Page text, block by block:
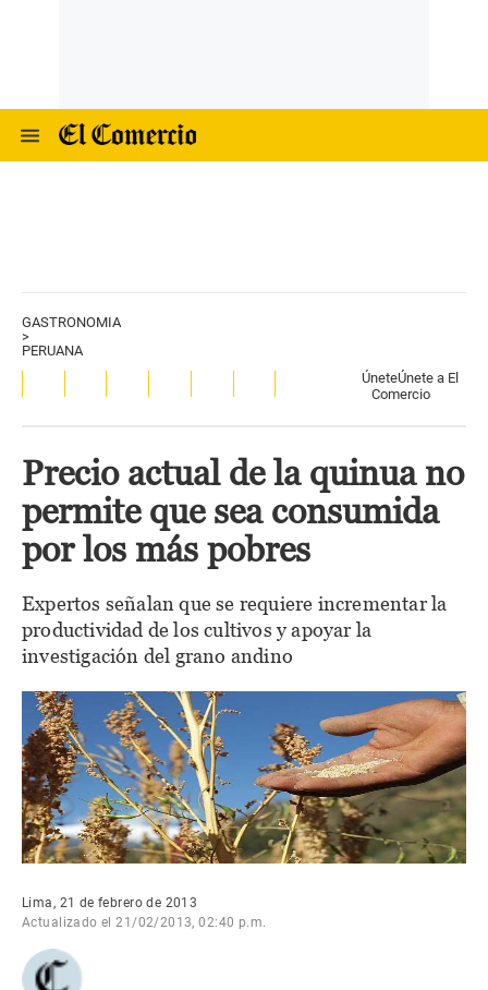
GASTRONOMIA
>
PERUANA
ÚneteÚnete a El
Comercio
Precio actual de la quinua no
permite que sea consumida
por los más pobres
Expertos señalan que se requiere incrementar la
productividad de los cultivos y apoyar la
investigación del grano andino
Lima, 21 de febrero de 2013
Actualizado el 21/02/2013, 02:40 p.m.